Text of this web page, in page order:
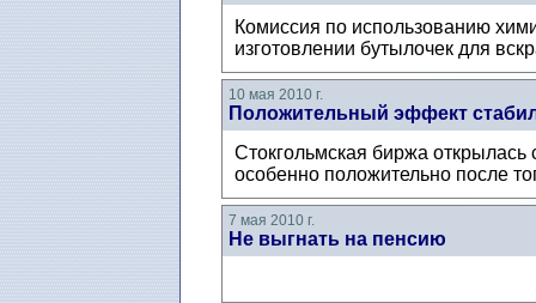
Комиссия по использованию
изготовлении бутылочек для
10 мая 2010 г.
Положительный эффект
Стокгольмская биржа
особенно положительно после
7 мая 2010 г.
Не выгнать на пенсию